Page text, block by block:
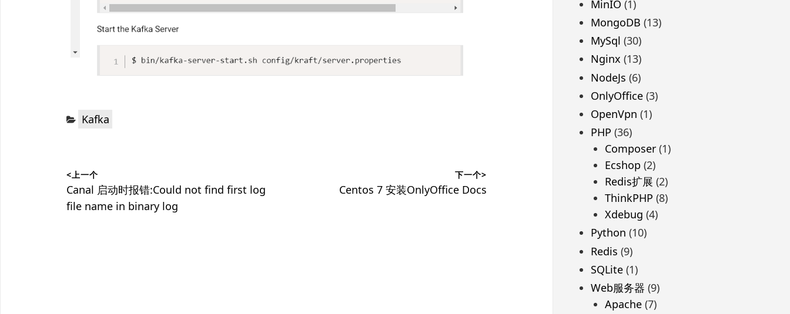
分 Kafka
章
导
<上一个
上
篇
Canal 启动时报错:Could not find first log
file name in binary log
下一个>
下
Centos 7 安装OnlyOffice Docs
MinIO (1)
MongoDB (13)
MySql (30)
Nginx (13)
NodeJs (6)
OnlyOffice(3)
OpenVpn (1)
PHP (36)
Composer(1)
Ecshop (2)
Redis扩展 (2)
ThinkPHP (8)
Xdebug (4)
Python (10)
Redis (9)
SQLite(1)
Web服务器 (9)
Apache(7)